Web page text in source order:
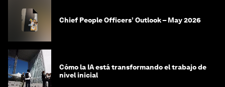
Chief People Officers’ Outlook – May 2026
Cómo la IA está transformando el trabajo de
nivel inicial